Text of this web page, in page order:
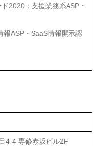
2020：支援業務系ASP・
報ASP・SaaS情報開示認
4-4 専修赤坂ビル2F